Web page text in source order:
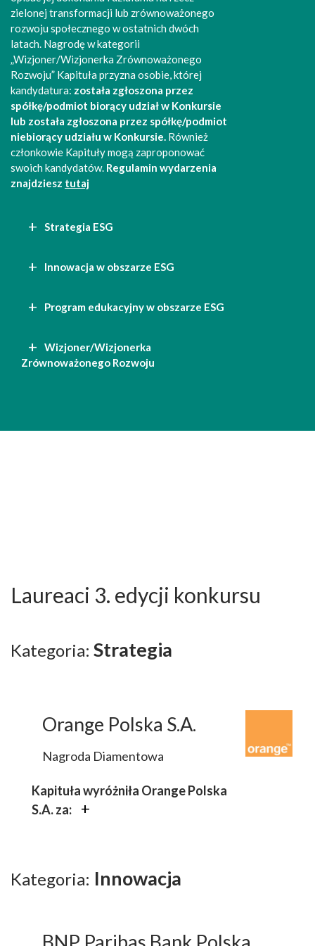
zielonej transformacji lub zrównoważonego
rozwoju społecznego w ostatnich dwóch
latach. Nagrodę w kategorii
„Wizjoner/Wizjonerka Zrównoważonego
Rozwoju” Kapituła przyzna osobie, której
kandydatura: została zgłoszona przez
spółkę/podmiot biorący udział w Konkursie
lub została zgłoszona przez spółkę/podmiot
niebiorący udziału w Konkursie. Również
członkowie Kapituły mogą zaproponować
swoich kandydatów. Regulamin wydarzenia
znajdziesz tutaj
Strategia ESG
Innowacja w obszarze ESG
Program edukacyjny w obszarze ESG
Wizjoner/Wizjonerka
Zrównoważonego Rozwoju
Laureaci 3. edycji konkursu
Kategoria: Strategia
Orange Polska S.A.
Nagroda Diamentowa
Kapituła wyróżniła Orange Polska
S.A. za:
Zobowiązanie do redukcji emisji
źródła energii.
Kategoria: Innowacja